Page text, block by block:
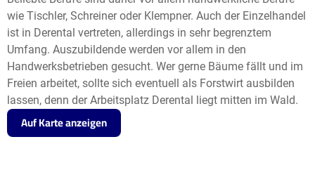
wie Tischler, Schreiner oder Klempner. Auch der Einzelhandel
ist in Derental vertreten, allerdings in sehr begrenztem
Umfang. Auszubildende werden vor allem in den
Handwerksbetrieben gesucht. Wer gerne Bäume fällt und im
Freien arbeitet, sollte sich eventuell als Forstwirt ausbilden
lassen, denn der Arbeitsplatz Derental liegt mitten im Wald.
Auf Karte anzeigen